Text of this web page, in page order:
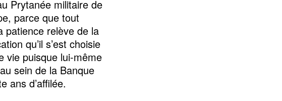
Prytanée militaire de
parce que tout
patience relève de la
qu’il s’est choisie
vie puisque lui-même
sein de la Banque
ans d’affilée.